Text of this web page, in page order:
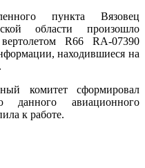
пункта Вязовец
области произошло
R66 RA-07390
находившиеся на
комитет сформировал
данного авиационного
к работе.